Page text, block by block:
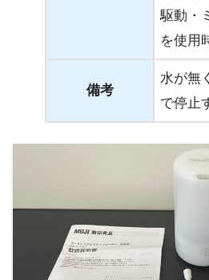
駆動・
を使用
備考
水が無
で停止